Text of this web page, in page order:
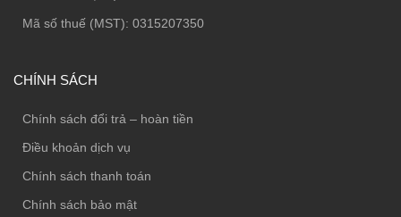
Mã số thuế (MST): 0315207350
CHÍNH SÁCH
Chính sách đổi trả – hoàn tiền
Điều khoản dịch vụ
Chính sách thanh toán
Chính sách bảo mật